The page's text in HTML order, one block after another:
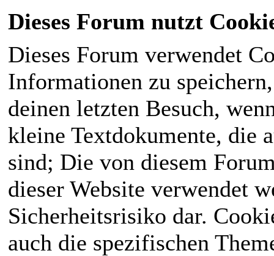
Dieses Forum nutzt
Dieses Forum verwendet
Informationen zu
deinen letzten Besuch,
kleine Textdokumente, die
sind; Die von diesem
dieser Website verwendet
Sicherheitsrisiko dar.
auch die spezifischen